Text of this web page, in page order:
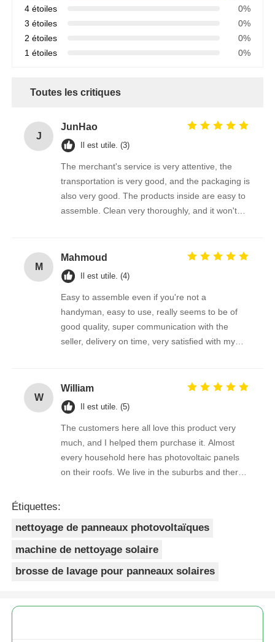
4 étoiles
0%
3 étoiles
0%
2 étoiles
0%
1 étoiles
0%
Toutes les critiques
J
JunHao
Il est utile. (3)
The merchant's service is very attentive, the
transportation is very good, and the packaging is
also very good. The products inside are easy to
assemble. Clean very thoroughly, and it won't
M
Mahmoud
Il est utile. (4)
Easy to assemble even if you're not a
handyman, easy to use, really seems to be of
good quality, super communication with the
seller, delivery on time, very satisfied with my
W
William
Il est utile. (5)
The customers here all love this product very
much, and I helped them purchase it. Almost
every household here has photovoltaic panels
on their roofs. We live in the suburbs and there
Étiquettes:
nettoyage de panneaux photovoltaïques
machine de nettoyage solaire
brosse de lavage pour panneaux solaires